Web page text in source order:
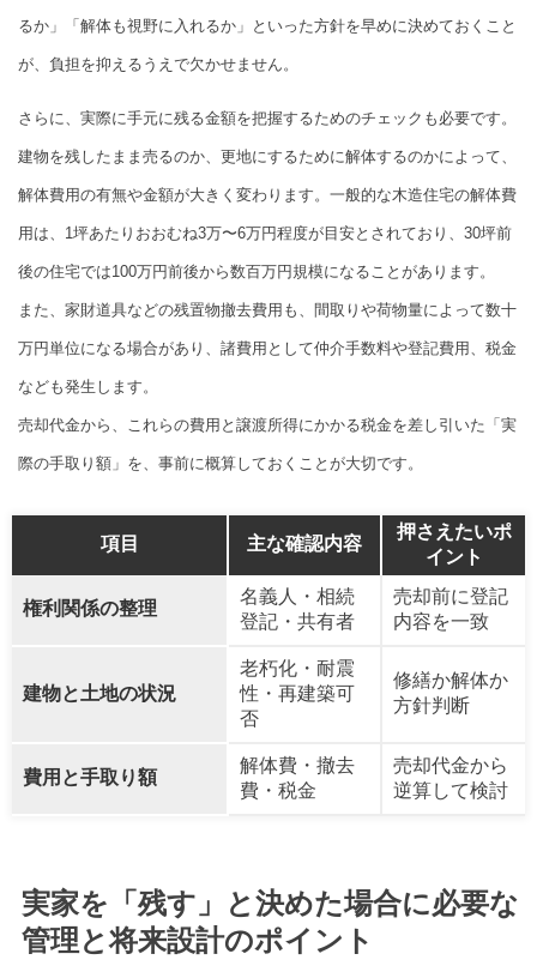
るか」「解体も視野に入れるか」といった方針を早めに決めておくこと
が、負担を抑えるうえで欠かせません。
さらに、実際に手元に残る金額を把握するためのチェックも必要です。
建物を残したまま売るのか、更地にするために解体するのかによって、
解体費用の有無や金額が大きく変わります。一般的な木造住宅の解体費
用は、1坪あたりおおむね3万〜6万円程度が目安とされており、30坪前
後の住宅では100万円前後から数百万円規模になることがあります。
また、家財道具などの残置物撤去費用も、間取りや荷物量によって数十
万円単位になる場合があり、諸費用として仲介手数料や登記費用、税金
なども発生します。
売却代金から、これらの費用と譲渡所得にかかる税金を差し引いた「実
際の手取り額」を、事前に概算しておくことが大切です。
項目 主な確認内容
押さえたいポ
イント
権利関係の整理
名義人・相続
登記・共有者
売却前に登記
内容を一致
建物と土地の状況
老朽化・耐震
性・再建築可
否
修繕か解体か
方針判断
費用と手取り額
解体費・撤去
費・税金
売却代金から
逆算して検討
実家を「残す」と決めた場合に必要な
管理と将来設計のポイント